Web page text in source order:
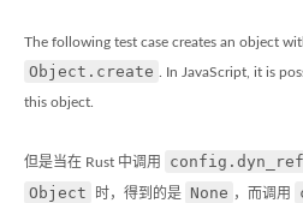
The following test case creates an object
Object.create . In JavaScript, it is
this object.
但是当在 Rust 中调用
Object 时，得到的是 None ，而调用